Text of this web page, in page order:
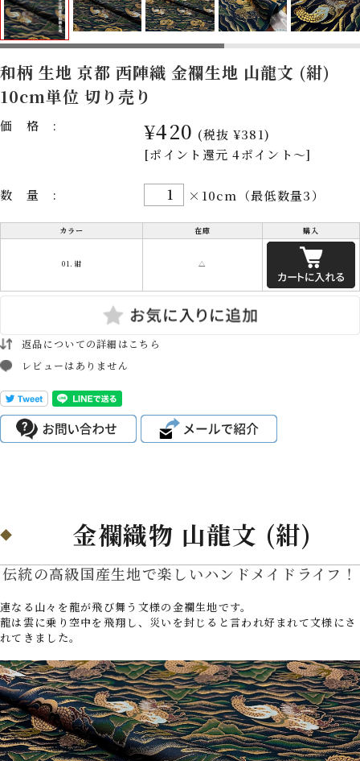
和柄 生地 京都 西陣織 金襴生地 山龍文 (紺)
10cm単位 切り売り
価格: ¥420 (税抜 ¥381)
[ポイント還元 4ポイント～]
数量: ×10cm（最低数量3）
カラー 在庫 購入
01.紺 △
返品についての詳細はこちら
レビューはありません
金襴織物 山龍文 (紺)
伝統の高級国産生地で楽しいハンドメイドライフ！
連なる山々を龍が飛び舞う文様の金襴生地です。
龍は雲に乗り空中を飛翔し、災いを封じると言われ好まれて文様にさ
れてきました。